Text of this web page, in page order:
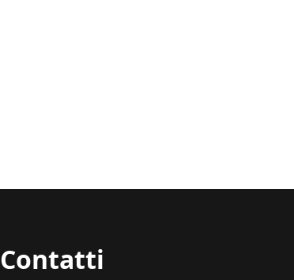
Contatti